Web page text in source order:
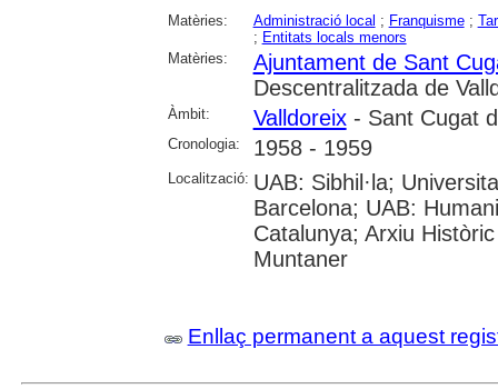
Matèries: Administració local ; Franquisme;
; Entitats locals menors
Matèries:
Ajuntament de Sant
Descentralitzada de
Àmbit: Valldoreix- Sant Cugat
Cronologia: 1958 - 1959
Localització: UAB: Sibhil·la;
Barcelona; UAB:
Catalunya; Arxiu
Muntaner
Enllaç permanent a aquest